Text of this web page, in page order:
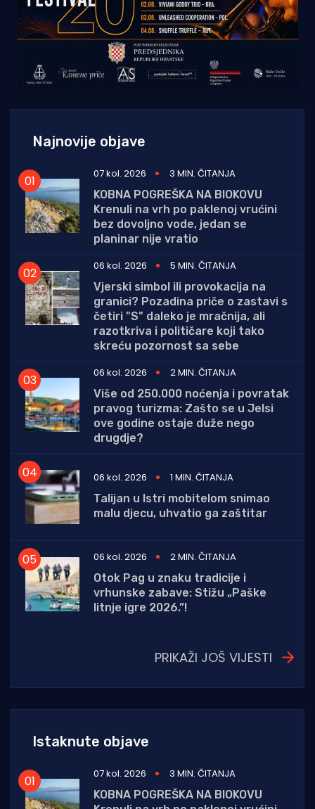
Najnovije objave
07 kol. 2026
3 MIN. ČITANJA
KOBNA POGREŠKA NA BIOKOVU
Krenuli na vrh po paklenoj vrućini
bez dovoljno vode, jedan se
planinar nije vratio
06 kol. 2026
5 MIN. ČITANJA
Vjerski simbol ili provokacija na
granici? Pozadina priče o zastavi s
četiri "S" daleko je mračnija, ali
razotkriva i političare koji tako
skreću pozornost sa sebe
06 kol. 2026
2 MIN. ČITANJA
Više od 250.000 noćenja i povratak
pravog turizma: Zašto se u Jelsi
ove godine ostaje duže nego
drugdje?
06 kol. 2026
1 MIN. ČITANJA
Talijan u Istri mobitelom snimao
malu djecu, uhvatio ga zaštitar
06 kol. 2026
2 MIN. ČITANJA
Otok Pag u znaku tradicije i
vrhunske zabave: Stižu „Paške
litnje igre 2026.”!
PRIKAŽI JOŠ VIJESTI
Istaknute objave
07 kol. 2026
3 MIN. ČITANJA
KOBNA POGREŠKA NA BIOKOVU